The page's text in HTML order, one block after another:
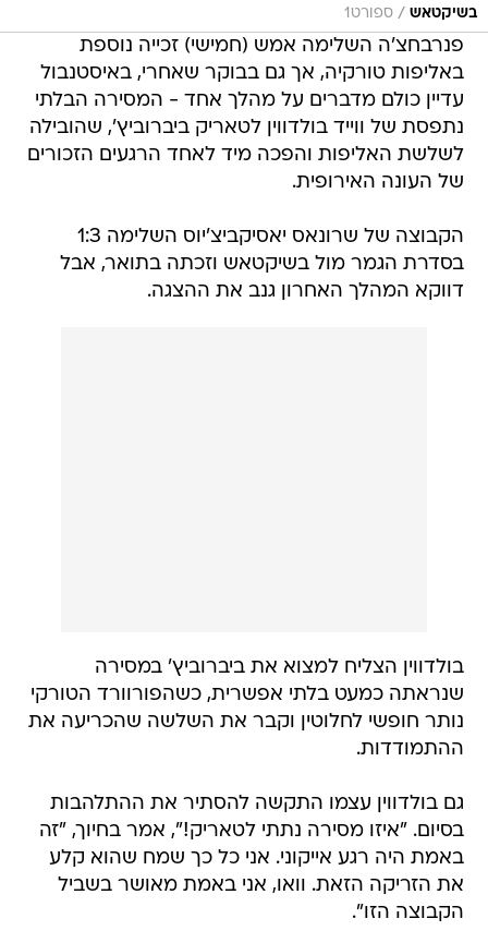
בשיקטאש / ספורט1
פנרבחצ'ה השלימה אמש (חמישי) זכייה נוספת
באליפות טורקיה, אך גם בבוקר שאחרי, באיסטנבול
עדיין כולם מדברים על מהלך אחד - המסירה הבלתי
נתפסת של ווייד בולדווין לטאריק ביברוביץ', שהובילה
לשלשת האליפות והפכה מיד לאחד הרגעים הזכורים
של העונה האירופית.
הקבוצה של שרונאס יאסיקביצ'יוס השלימה 1:3
בסדרת הגמר מול בשיקטאש וזכתה בתואר, אבל
דווקא המהלך האחרון גנב את ההצגה.
בולדווין הצליח למצוא את ביברוביץ' במסירה
שנראתה כמעט בלתי אפשרית, כשהפורוורד הטורקי
נותר חופשי לחלוטין וקבר את השלשה שהכריעה את
ההתמודדות.
גם בולדווין עצמו התקשה להסתיר את ההתלהבות
בסיום. "איזו מסירה נתתי לטאריק!", אמר בחיוך, "זה
באמת היה רגע אייקוני. אני כל כך שמח שהוא קלע
את הזריקה הזאת. וואו, אני באמת מאושר בשביל
הקבוצה הזו".